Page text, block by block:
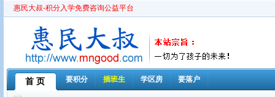
惠民大叔-积分入学免费咨询公益平台
首 页 要积分 插班生 学区房 要落户